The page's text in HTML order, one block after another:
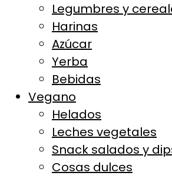
Legumbres y
Harinas
Azúcar
Yerba
Bebidas
Vegano
Helados
Leches vegetales
Snack salados y
Cosas dulces